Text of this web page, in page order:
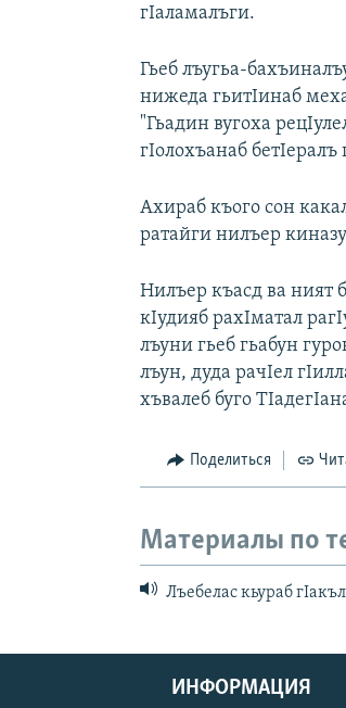
гIаламалъги.
Гьеб лъугьа-
нижеда гьитIинаб
"Гьадин вугоха
гIолохъанаб бетIералъ
Ахираб къого сон
ратайги нилъер
Нилъер къасд ва ният
кIудияб рахIматал
лъуни гьеб гьабун
лъун, дуда рачIел
хъвалеб буго
Поделиться
Материалы по
Лъебелас кьураб
ИНФОРМАЦИЯ